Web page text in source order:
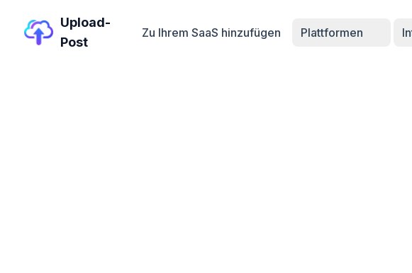
Upload-
Post
Zu Ihrem SaaS hinzufügen Plattformen